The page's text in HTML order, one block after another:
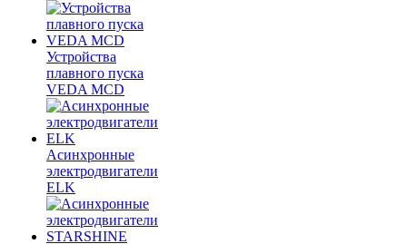
Устройства
плавного пуска
VEDA MCD
Асинхронные
электродвигатели
ELK